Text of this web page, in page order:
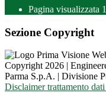
Pagina visualizzata
Sezione Copyright
Copyright 2026 |
Parma S.p.A. | Divisione
Disclaimer trattamento